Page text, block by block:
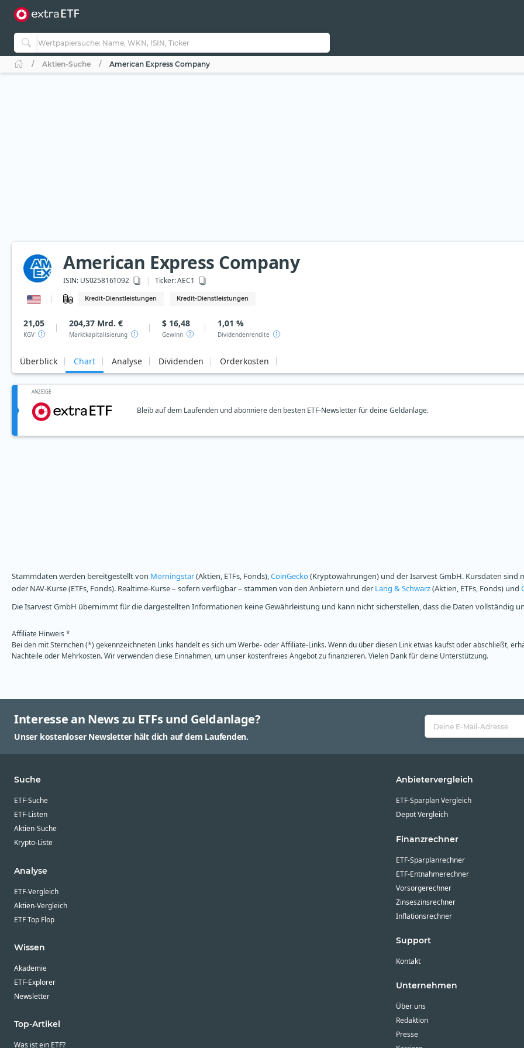
Aktien-Suche American Express Company
American Express Company
ISIN: US0258161092 Ticker:AEC1
Kredit-Dienstleistungen Kredit-Dienstleistungen
21,05
KGV
204,37 Mrd. €
Marktkapitalisierung
$ 16,48
Gewinn
1,01 %
Dividendenrendite
Überblick Chart Analyse Dividenden Orderkosten
ANZEIGE
Bleib auf dem Laufenden und abonniere den besten ETF-Newsletter für deine Geldanlage.
Stammdaten werden bereitgestellt von Morningstar(Aktien, ETFs, Fonds),CoinGecko(Kryptowährungen) und der Isarvest GmbH. Kursdaten sind
oder NAV-Kurse (ETFs, Fonds). Realtime-Kurse – sofern verfügbar – stammen von den Anbietern und der Lang & Schwarz(Aktien, ETFs, Fonds) und
Die Isarvest GmbH übernimmt für die dargestellten Informationen keine Gewährleistung und kann nicht sicherstellen, dass die Daten vollständig
Affiliate Hinweis *
Bei den mit Sternchen (*) gekennzeichneten Links handelt es sich um Werbe- oder Affiliate-Links. Wenn du über diesen Link etwas kaufst oder abschließt,
Nachteile oder Mehrkosten. Wir verwenden diese Einnahmen, um unser kostenfreies Angebot zu finanzieren. Vielen Dank für deine Unterstützung.
Interesse an News zu ETFs und Geldanlage?
Unser kostenloser Newsletter hält dich auf dem Laufenden.
Suche
ETF-Suche
ETF-Listen
Aktien-Suche
Krypto-Liste
Analyse
ETF-Vergleich
Aktien-Vergleich
ETF Top Flop
Wissen
Akademie
ETF-Explorer
Newsletter
Top-Artikel
Was ist ein ETF?
Anbietervergleich
ETF-Sparplan Vergleich
Depot Vergleich
Finanzrechner
ETF-Sparplanrechner
ETF-Entnahmerechner
Vorsorgerechner
Zinseszinsrechner
Inflationsrechner
Support
Kontakt
Unternehmen
Über uns
Redaktion
Presse